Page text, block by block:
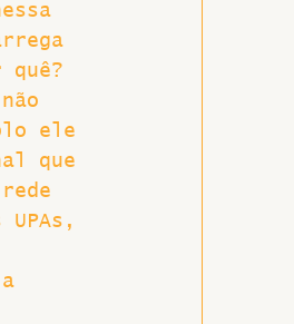
quê?
ele
que
UPAs,